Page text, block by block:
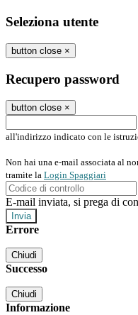
Seleziona utente
button close ×
Recupero password
button close ×
all'indirizzo indicato con le
Non hai una e-mail associata al
tramite la Login Spaggiari
E-mail inviata, si prega di
Errore
Chiudi
Successo
Chiudi
Informazione